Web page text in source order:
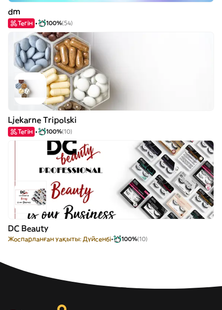
dm
Тегін 100%(54)
Ljekarne Tripolski
Тегін 100%(10)
DC Beauty
Жоспарланған уақыты: Дүйсенбі 100%(10)